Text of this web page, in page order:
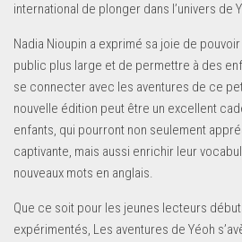
international de plonger dans l’univers de
Nadia Nioupin a exprimé sa joie de
public plus large et de permettre à des
se connecter avec les aventures de ce
nouvelle édition peut être un excellent
enfants, qui pourront non seulement
captivante, mais aussi enrichir leur
nouveaux mots en anglais.
Que ce soit pour les jeunes lecteurs
expérimentés, Les aventures de Yéoh